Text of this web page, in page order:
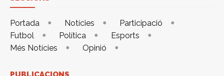
Portada Notícies
Participació
Futbol
Política
Esports
Més Notícies
Opinió